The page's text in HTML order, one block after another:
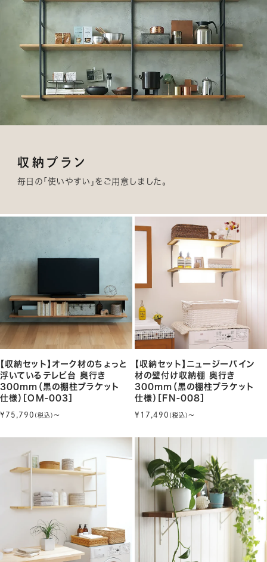
収納プラン
毎日の「使いやすい」をご用意しました。
【収納セット】オーク材のちょっと
浮いているテレビ台 奥行き
300mm（黒の棚柱ブラケット
仕様）［OM-003］
¥75,790 (税込)〜
【収納セット】ニュージーパイン
材の壁付け収納棚 奥行き
300mm（黒の棚柱ブラケット
仕様）［FN-008］
¥17,490 (税込)〜